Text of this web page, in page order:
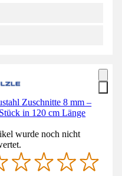
Zuschnitte 8 mm –
in 120 cm Länge
wurde noch nicht